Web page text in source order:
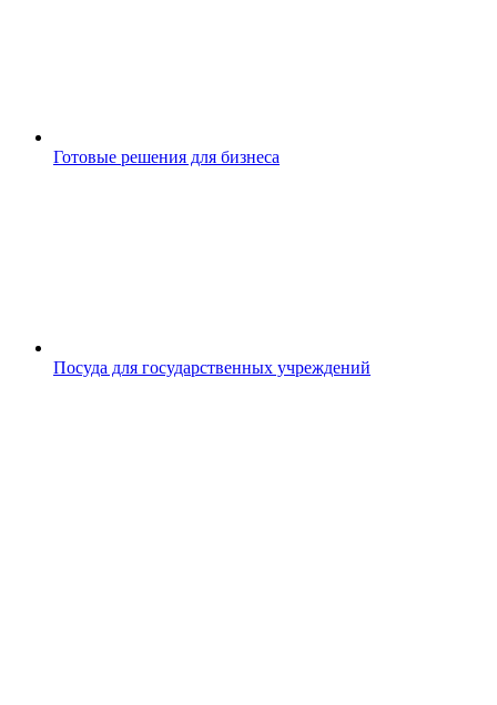
Готовые решения для бизнеса
Посуда для государственных учреждений